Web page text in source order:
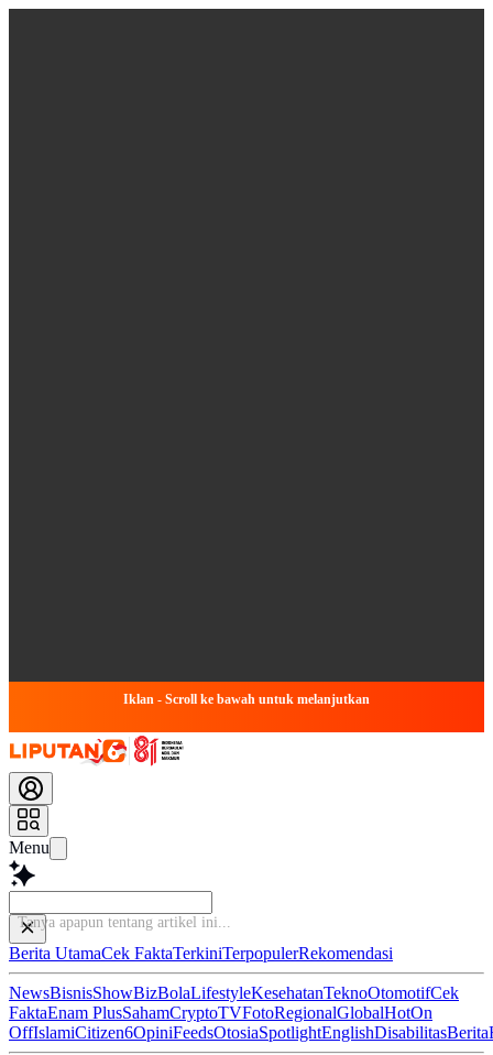
Iklan - Scroll ke bawah untuk melanjutkan
Menu
Tanya apapun
Berita UtamaCek FaktaTerkiniTerpopulerRekomendasi
NewsBisnisShowBizBolaLifestyleKesehatanTeknoOtomotifCek
FaktaEnam PlusSahamCryptoTVFotoRegionalGlobalHotOn
OffIslamiCitizen6OpiniFeedsOtosiaSpotlightEnglishDisabilitasBerita